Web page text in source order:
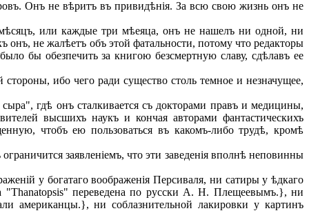
Онъ не вѣритъ въ привидѣнія. За всю свою жизнь онъ не
или каждые три мѣеяца, онъ не нашелъ ни одной, ни
онъ, не жалѣетъ объ этой фатальности, потому что редакторы
бы обезпечить за книгою безсмертную славу, сдѣлавъ ее
ибо чего ради существо столь темное и незначущее,
гдѣ онъ сталкивается съ докторами правъ и медицины,
высшихъ наукъ и кончая авторами фантастическихъ
чтобъ ею пользоваться въ какомъ-либо трудѣ, кромѣ
заявленіемъ, что эти заведенія вполнѣ неповинны
у богатаго воображенія Персиваля, ни сатиры у ѣдкаго
"Thanatopsis" переведена по русски А. Н. Плещеевымъ.}, ни
американцы.}, ни соблазнительной лакировки у картинъ